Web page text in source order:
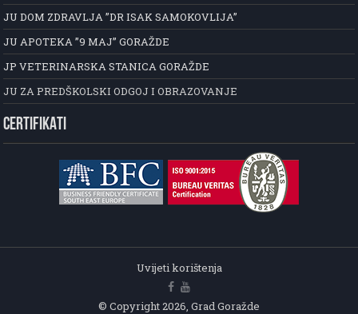
JU DOM ZDRAVLJA ”DR ISAK SAMOKOVLIJA”
JU APOTEKA ”9 MAJ” GORAŽDE
JP VETERINARSKA STANICA GORAŽDE
JU ZA PREDŠKOLSKI ODGOJ I OBRAZOVANJE
CERTIFIKATI
Uvijeti korištenja
© Copyright 2026, Grad Goražde